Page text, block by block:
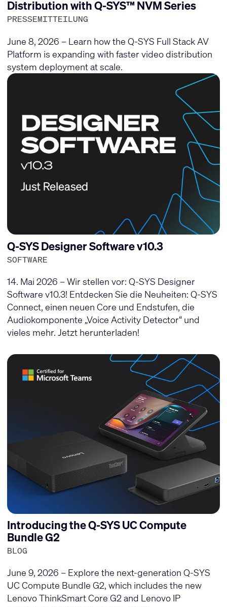
Distribution with Q-SYS™ NVM Series
PRESSEMITTEILUNG
June 8, 2026 – Learn how the Q-SYS Full Stack AV
Platform is expanding with faster video distribution
system deployment at scale.
Q-SYS Designer Software v10.3
SOFTWARE
14. Mai 2026 – Wir stellen vor: Q-SYS Designer
Software v10.3! Entdecken Sie die Neuheiten: Q-SYS
Connect, einen neuen Core und Endstufen, die
Audiokomponente „Voice Activity Detector“ und
vieles mehr. Jetzt herunterladen!
Introducing the Q-SYS UC Compute
Bundle G2
BLOG
June 9, 2026 – Explore the next-generation Q-SYS
UC Compute Bundle G2, which includes the new
Lenovo ThinkSmart Core G2 and Lenovo IP